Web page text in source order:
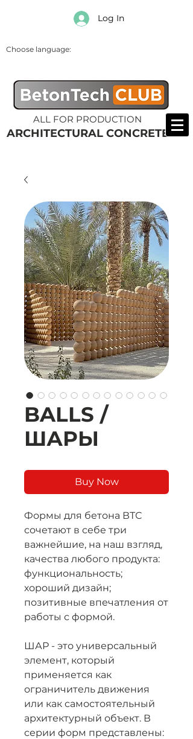
Log In
Choose language:
ARCHITECTURAL CONCRETE
ALL FOR PRODUCTION
BALLS /
ШАРЫ
Buy Now
Формы для бетона ВТС
сочетают в себе три
важнейшие, на наш взгляд,
качества любого продукта:
функциональность;
хороший дизайн;
позитивные впечатления от
работы с формой.
ШАР - это универсальный
элемент, который
применяется как
ограничитель движения
или как самостоятельный
архитектурный объект. В
серии форм представлены: